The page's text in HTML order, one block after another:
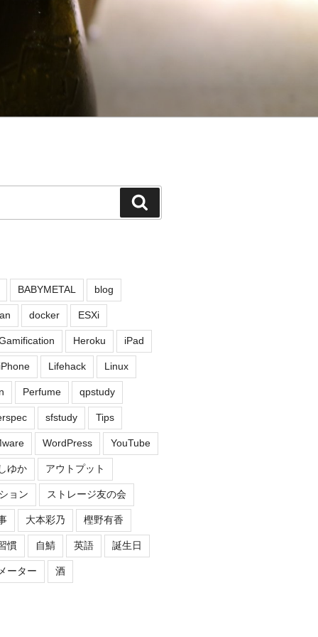
索
BABYMETAL blog
docker ESXi
Heroku iPad
Lifehack Linux
Perfume qpstudy
sfstudy Tips
WordPress YouTube
ゆか アウトプット
ョン ストレージ友の会
大本彩乃 樫野有香
慣 自鯖 英語 誕生日
ーター 酒